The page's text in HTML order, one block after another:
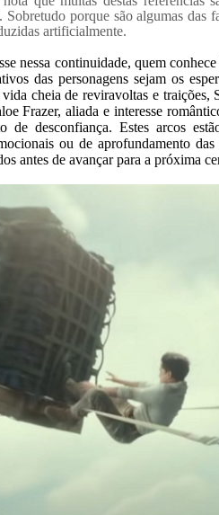
porque são algumas das
artificialmente.
nessa continuidade, quem
das personagens sejam os
cheia de reviravoltas e traições,
Frazer, aliada e interesse
de desconfiança. Estes arcos
ou de aprofundamento
antes de avançar para a próxima